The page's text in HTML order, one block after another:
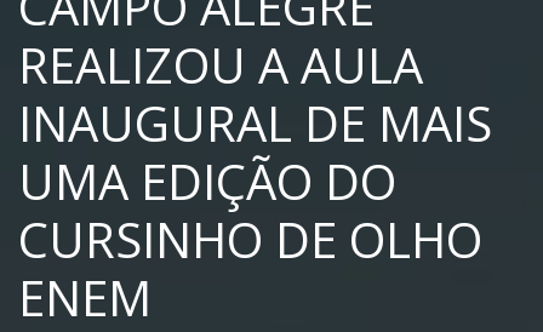
REALIZOU A AULA
INAUGURAL DE MAIS
UMA EDIÇÃO DO
CURSINHO DE OLHO
ENEM